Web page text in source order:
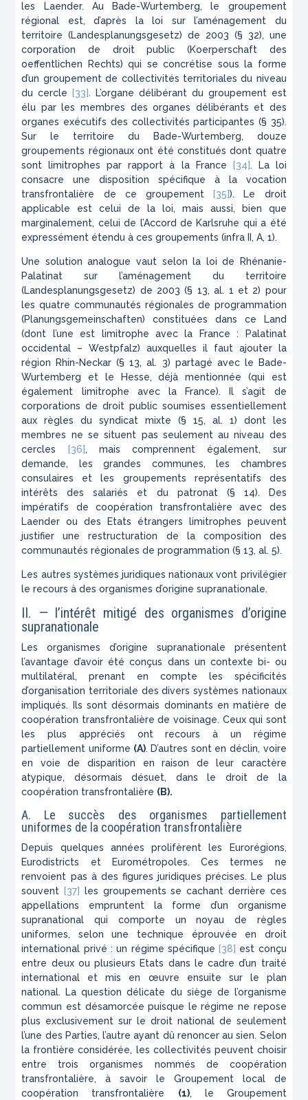
les Laender. Au Bade-Wurtemberg, le groupement
régional est, d’après la loi sur l’aménagement du
territoire (Landesplanungsgesetz) de 2003 (§ 32), une
corporation de droit public (Koerperschaft des
oeffentlichen Rechts) qui se concrétise sous la forme
d’un groupement de collectivités territoriales du niveau
du cercle
[33]. L’organe délibérant du groupement est
élu par les membres des organes délibérants et des
organes exécutifs des collectivités participantes (§ 35).
Sur le territoire du Bade-Wurtemberg, douze
groupements régionaux ont été constitués dont quatre
sont limitrophes par rapport à la France
[34]. La loi
consacre une disposition spécifique à la vocation
transfrontalière de ce groupement
[35]). Le droit
applicable est celui de la loi, mais aussi, bien que
marginalement, celui de l’Accord de Karlsruhe qui a été
expressément étendu à ces groupements (infra II, A, 1).
Une solution analogue vaut selon la loi de Rhénanie-
Palatinat sur l’aménagement du territoire
(Landesplanungsgesetz) de 2003 (§ 13, al. 1 et 2) pour
les quatre communautés régionales de programmation
(Planungsgemeinschaften) constituées dans ce Land
(dont l’une est limitrophe avec la France : Palatinat
occidental – Westpfalz) auxquelles il faut ajouter la
région Rhin-Neckar (§ 13, al. 3) partagé avec le Bade-
Wurtemberg et le Hesse, déjà mentionnée (qui est
également limitrophe avec la France). Il s’agit de
corporations de droit public soumises essentiellement
aux règles du syndicat mixte (§ 15, al. 1) dont les
membres ne se situent pas seulement au niveau des
cercles
[36], mais comprennent également, sur
demande, les grandes communes, les chambres
consulaires et les groupements représentatifs des
intérêts des salariés et du patronat (§ 14). Des
impératifs de coopération transfrontalière avec des
Laender ou des Etats étrangers limitrophes peuvent
justifier une restructuration de la composition des
communautés régionales de programmation (§ 13, al. 5).
Les autres systèmes juridiques nationaux vont privilégier
le recours à des organismes d’origine supranationale.
II. — l’intérêt mitigé des organismes d’origine
supranationale
Les organismes d’origine supranationale présentent
l’avantage d’avoir été conçus dans un contexte bi- ou
multilatéral, prenant en compte les spécificités
d’organisation territoriale des divers systèmes nationaux
impliqués. Ils sont désormais dominants en matière de
coopération transfrontalière de voisinage. Ceux qui sont
les plus appréciés ont recours à un régime
partiellement uniforme (A). D’autres sont en déclin, voire
en voie de disparition en raison de leur caractère
atypique, désormais désuet, dans le droit de la
coopération transfrontalière (B).
A. Le succès des organismes partiellement
uniformes de la coopération transfrontalière
Depuis quelques années prolifèrent les Eurorégions,
Eurodistricts et Eurométropoles. Ces termes ne
renvoient pas à des figures juridiques précises. Le plus
souvent [37]
les groupements se cachant derrière ces
appellations empruntent la forme d’un organisme
supranational qui comporte un noyau de règles
uniformes, selon une technique éprouvée en droit
international privé : un régime spécifique [38] est conçu
entre deux ou plusieurs Etats dans le cadre d’un traité
international et mis en œuvre ensuite sur le plan
national. La question délicate du siège de l’organisme
commun est désamorcée puisque le régime ne repose
plus exclusivement sur le droit national de seulement
l’une des Parties, l’autre ayant dû renoncer au sien. Selon
la frontière considérée, les collectivités peuvent choisir
entre trois organismes nommés de coopération
transfrontalière, à savoir le Groupement local de
coopération transfrontalière (1), le Groupement